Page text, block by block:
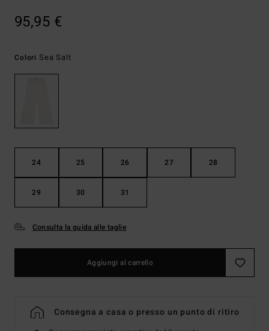
95,95 €
Colori Sea Salt
24 25 26 27 28
29 30 31
Consulta la guida alle taglie
Aggiungi al carrello
Consegna a casa o presso un punto di ritiro